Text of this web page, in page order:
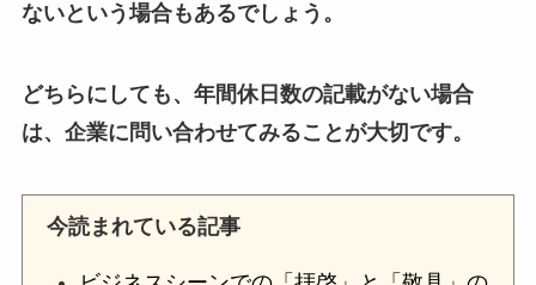
ないという場合もあるでしょう。
どちらにしても、年間休日数の記載がない場合
は、企業に問い合わせてみることが大切です。
今読まれている記事